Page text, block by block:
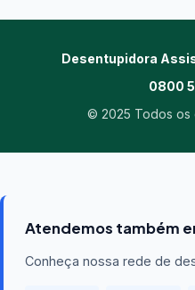
Desentupidora
0800
© 2025 Todos os
Atendemos também
Conheça nossa rede de